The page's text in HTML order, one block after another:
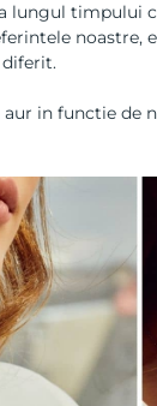
lungul timpului
diferit.
in functie de